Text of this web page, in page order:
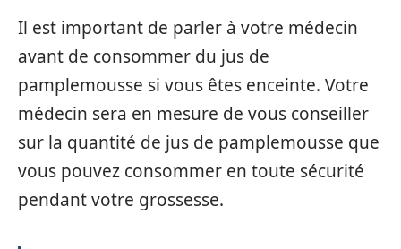
Il est important de parler à votre médecin
avant de consommer du jus de
pamplemousse si vous êtes enceinte. Votre
médecin sera en mesure de vous conseiller
sur la quantité de jus de pamplemousse que
vous pouvez consommer en toute sécurité
pendant votre grossesse.